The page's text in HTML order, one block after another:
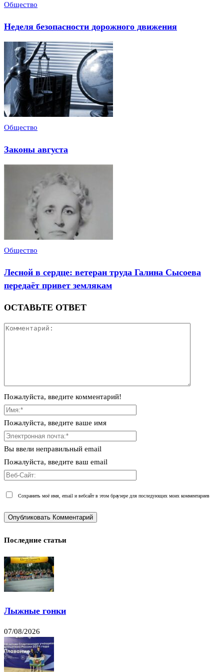
Общество
Неделя безопасности дорожного движения
Общество
Законы августа
Общество
Лесной в сердце: ветеран труда Галина Сысоева
передаёт привет землякам
ОСТАВЬТЕ ОТВЕТ
Пожалуйста, введите комментарий!
Пожалуйста, введите ваше имя
Вы ввели неправильный email
Пожалуйста, введите ваш email
Сохранить моё имя, email и вебсайт в этом браузере для последующих моих комментариев
Последние статьи
Лыжные гонки
07/08/2026